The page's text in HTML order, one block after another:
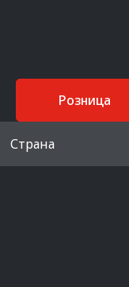
Розница
Страна